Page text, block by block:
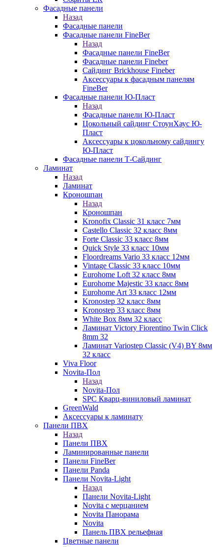
Фасадные панели
Назад
Фасадные панели
Фасадные панели FineBer
Назад
Фасадные панели FineBer
Фасадные панели Fineber
Сайдинг Brickhouse Fineber
Аксессуары к фасадным панелям
FineBer
Фасадные панели Ю-Пласт
Назад
Фасадные панели Ю-Пласт
Цокольный сайдинг СтоунХаус Ю-
Пласт
Аксессуары к цокольному сайдингу
Ю-Пласт
Фасадные панели Т-Сайдинг
Ламинат
Назад
Ламинат
Кроношпан
Назад
Кроношпан
Kronofix Classic 31 класс 7мм
Castello Classic 32 класс 8мм
Forte Classic 33 класс 8мм
Quick Style 33 класс 10мм
Floordreams Vario 33 класс 12мм
Vintage Classic 33 класс 10мм
Eurohome Loft 32 класс 8мм
Eurohome Majestic 33 класс 8мм
Eurohome Art 33 класс 12мм
Kronostep 32 класс 8мм
Kronostep 33 класс 8мм
White Box 8мм 32 класс
Ламинат Victory Fiorentino Twin Click
8mm 32
Ламинат Variostep Classic (V4) BY 8мм
32 класс
Viva Floor
Novita-Пол
Назад
Novita-Пол
SPC Кварц-виниловый ламинат
GreenWald
Аксессуары к ламинату
Панели ПВХ
Назад
Панели ПВХ
Ламинированные панели
Панели FineBer
Панели Panda
Панели Novita-Light
Назад
Панели Novita-Light
Novita с мерцанием
Novita Панорама
Novita
Панель ПВХ рельефная
Цветные панели